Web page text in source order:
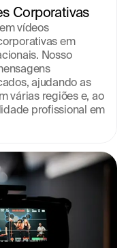
Corporativas
vídeos
em
Nosso
ajudando as
várias regiões e, ao
profissional em